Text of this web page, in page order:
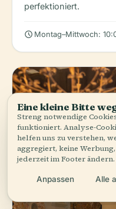
perfektioniert.
schedule Montag–Mittwoch:
Eine kleine Bitte
Streng notwendige
funktioniert. Analyse-
helfen uns zu verstehen,
aggregiert, keine
jederzeit im Footer ändern.
Anpassen Alle